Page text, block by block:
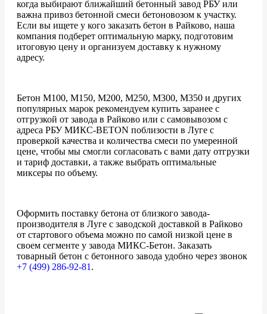
когда выбирают ближайший бетонный завод РБУ или
важна привоз бетонной смеси бетоновозом к участку.
Если вы ищете у кого заказать бетон в Райково, наша
компания подберет оптимальную марку, подготовим
итоговую цену и организуем доставку к нужному
адресу.
Бетон М100, М150, М200, М250, М300, М350 и других
популярных марок рекомендуем купить заранее с
отгрузкой от завода в Райково или с самовывозом с
адреса РБУ МИКС-BETON поблизости в Луге с
проверкой качества и количества смеси по умеренной
цене, чтобы мы смогли согласовать с вами дату отгрузки
и тариф доставки, а также выбрать оптимальные
миксеры по объему.
Оформить поставку бетона от близкого завода-
производителя в Луге с заводской доставкой в Райково
от стартового объема можно по самой низкой цене в
своем сегменте у завода МИКС-Бетон. Заказать
товарный бетон с бетонного завода удобно через звонок
+7 (499) 286-92-81 .